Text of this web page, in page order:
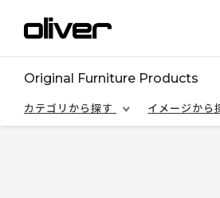
Original Furniture Products
カテゴリから探す
イメージから